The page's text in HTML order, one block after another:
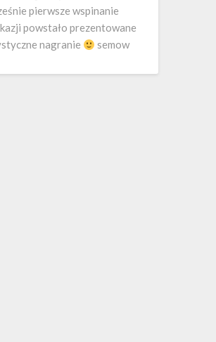
pierwsze wspinanie
powstało prezentowane
nagranie
semow